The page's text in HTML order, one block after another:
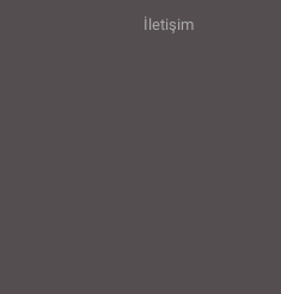
İletişim